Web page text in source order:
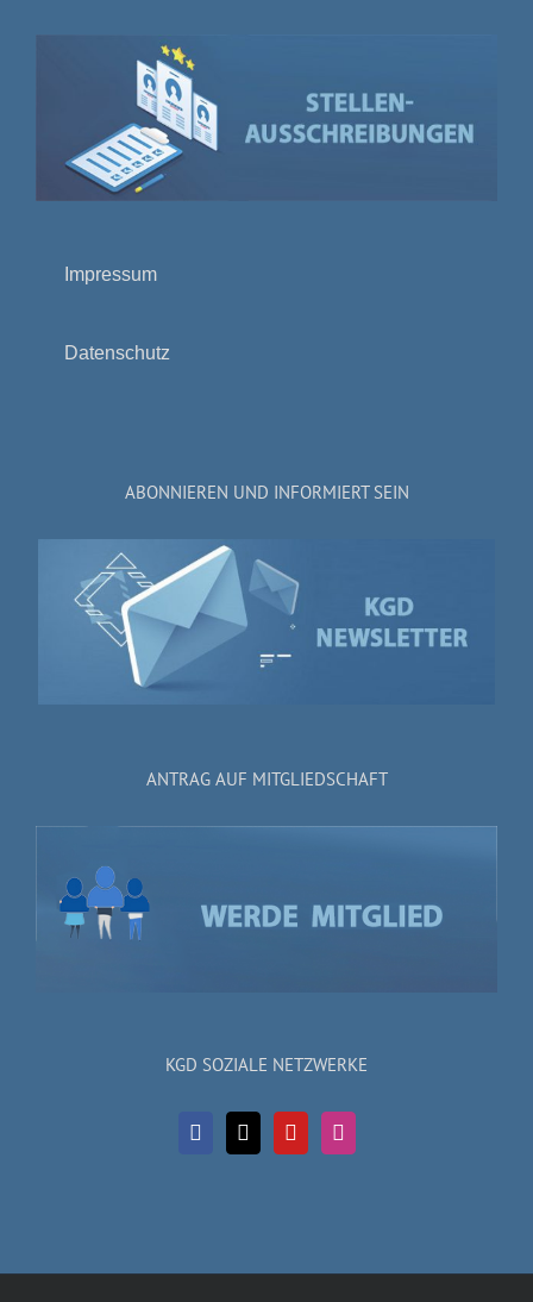
Impressum
Datenschutz
ABONNIEREN UND INFORMIERT SEIN
ANTRAG AUF MITGLIEDSCHAFT
KGD SOZIALE NETZWERKE